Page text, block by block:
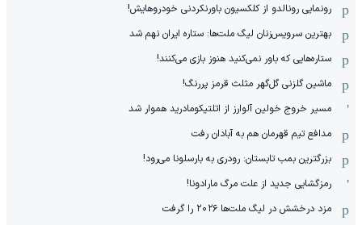
رونمایی رونالدو از کلکسیون باورنکردنی خودروهایش!
بهترین سرویس‌زنان لیگ ملت‌ها: ستاره ایران نهم شد
ستاره‌هایی که باور نمی‌کنید هنوز بازی می‌کنند!
ماشین گلزنی گل‌گهر مثلث قرمز پررنگ!
مسیر خروج خولین آلوارز از اتلتیکومادرید هموار شد
مدافع تیم قهرمان هم به آبادان رفت
بزرگترین بمب تابستان: رودری به بارسلونا می‌رود!
رمزگشایی جدید از علت مرگ مارادونا!
مزد درخشش در لیگ ملت‌ها ٢٠٢۶ را گرفت